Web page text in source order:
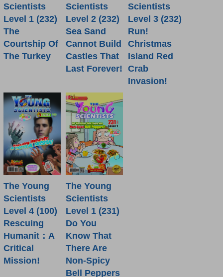
Scientists
Level 1 (232)
The
Courtship Of
The Turkey
Scientists
Level 2 (232)
Sea Sand
Cannot Build
Castles That
Last Forever!
Scientists
Level 3 (232)
Run!
Christmas
Island Red
Crab
Invasion!
The Young
Scientists
Level 4 (100)
Rescuing
Humanit：A
Critical
Mission!
The Young
Scientists
Level 1 (231)
Do You
Know That
There Are
Non-Spicy
Bell Peppers